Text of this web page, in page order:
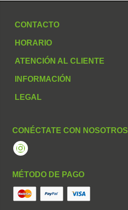
CONTACTO
HORARIO
ATENCIÓN AL CLIENTE
INFORMACIÓN
LEGAL
CONÉCTATE CON NOSOTROS
Instagram
MÉTODO DE PAGO